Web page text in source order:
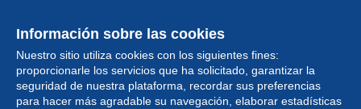
Información sobre las cookies
Nuestro sitio utiliza cookies con los siguientes fines:
proporcionarle los servicios que ha solicitado, garantizar la
seguridad de nuestra plataforma, recordar sus preferencias
para hacer más agradable su navegación, elaborar estadísticas